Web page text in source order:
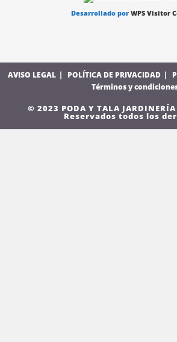
Desarrollado por WPS Visitor
AVISO LEGAL POLÍTICA DE PRIVACIDAD
Términos y
© 2023 PODA Y TALA
Reservados todos los